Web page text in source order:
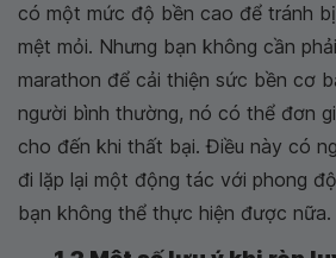
có một mức độ bền cao để tránh
mệt mỏi. Nhưng bạn không cần
marathon để cải thiện sức bền cơ
người bình thường, nó có thể đơn
cho đến khi thất bại. Điều này có
đi lặp lại một động tác với phong
bạn không thể thực hiện được nữa.